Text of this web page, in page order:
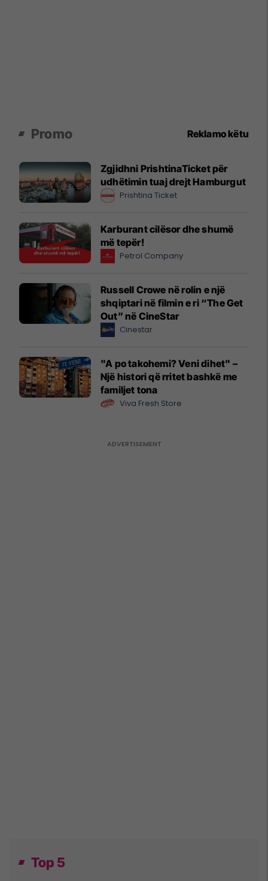
Promo Reklamo këtu
Zgjidhni PrishtinaTicket për
udhëtimin tuaj drejt Hamburgut
Prishtina Ticket
Karburant cilësor dhe shumë
më tepër!
Petrol Company
Russell Crowe në rolin e një
shqiptari në filmin e ri “The Get
Out” në CineStar
Cinestar
"A po takohemi? Veni dihet" –
Një histori që rritet bashkë me
familjet tona
Viva Fresh Store
Top 5